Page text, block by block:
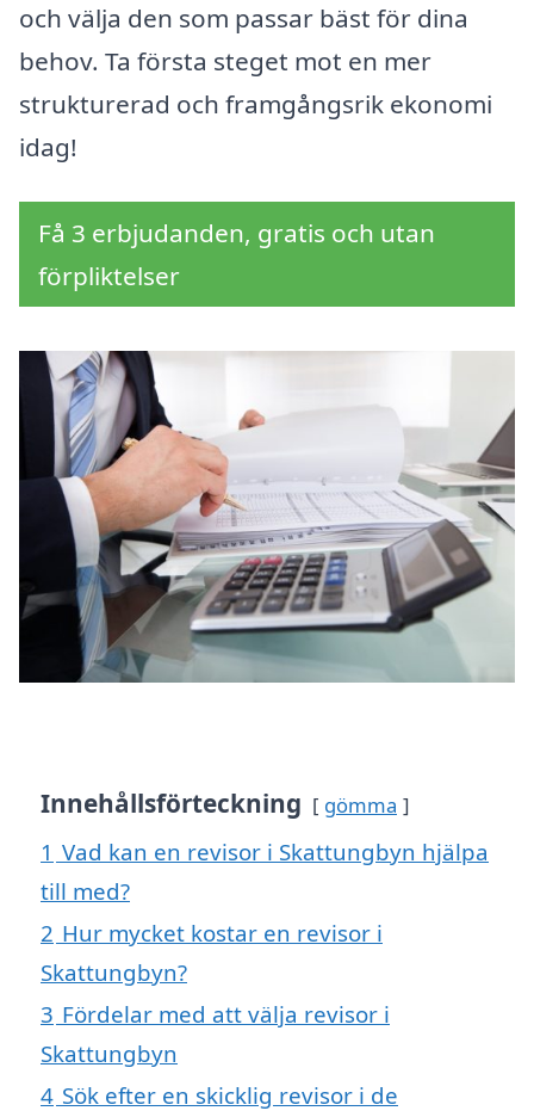
och välja den som passar bäst för dina
behov. Ta första steget mot en mer
strukturerad och framgångsrik ekonomi
idag!
Få 3 erbjudanden, gratis och utan
förpliktelser
Innehållsförteckning gömma
1 Vad kan en revisor i Skattungbyn hjälpa
till med?
2 Hur mycket kostar en revisor i
Skattungbyn?
3 Fördelar med att välja revisor i
Skattungbyn
4 Sök efter en skicklig revisor i de